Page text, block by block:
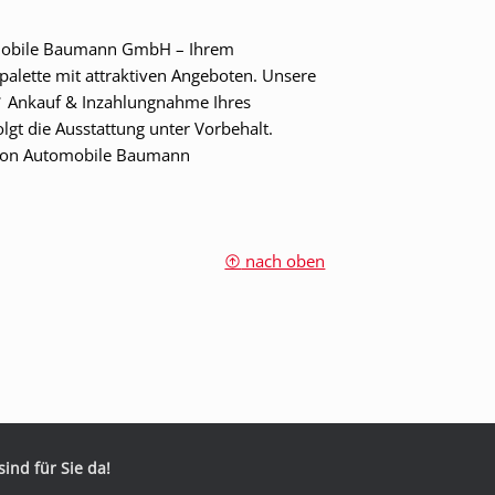
Baumann GmbH – Ihrem
mit attraktiven Angeboten. Unsere
& Inzahlungnahme Ihres
die Ausstattung unter Vorbehalt.
Automobile Baumann
nach oben
für Sie da!